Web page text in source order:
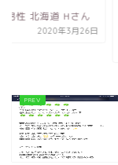
男性 北海道 Hさん
2020年3月26日